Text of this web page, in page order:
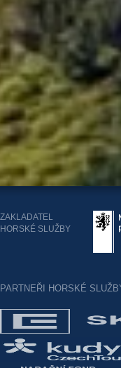
ZAKLADATEL
HORSKÉ SLUŽBY
PARTNEŘI HORSKÉ